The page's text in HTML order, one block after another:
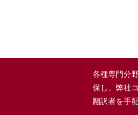
各種専門分
保し、弊社
翻訳者を手